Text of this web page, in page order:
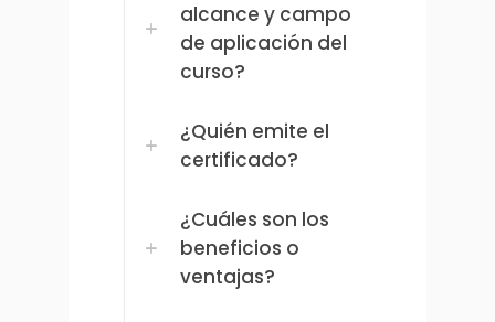
alcance y campo
de aplicación del
curso?
¿Quién emite el
certificado?
¿Cuáles son los
beneficios o
ventajas?